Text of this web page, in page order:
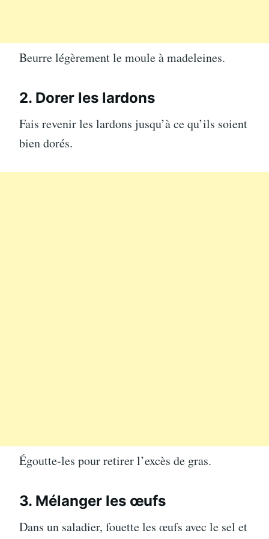
Beurre légèrement le moule à madeleines.
2. Dorer les lardons
Fais revenir les lardons jusqu’à ce qu’ils soient
bien dorés.
Égoutte-les pour retirer l’excès de gras.
3. Mélanger les œufs
Dans un saladier, fouette les œufs avec le sel et